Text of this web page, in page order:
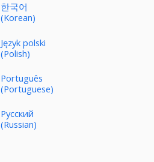
한국어
(Korean)
Język polski
(Polish)
Português
(Portuguese)
Русский
(Russian)